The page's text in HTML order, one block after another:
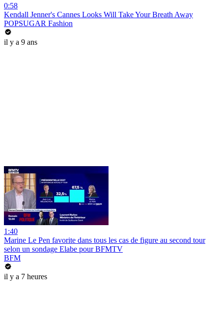
0:58
Kendall Jenner's Cannes Looks Will Take Your Breath Away
POPSUGAR Fashion
il y a 9 ans
1:40
Marine Le Pen favorite dans tous les cas de figure au second tour
selon un sondage Elabe pour BFMTV
BFM
il y a 7 heures